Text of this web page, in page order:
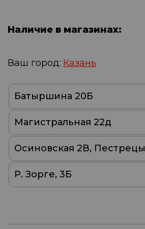
Наличие в магазинах:
Ваш город:
Батыршина 20Б
Магистральная 22д
Осиновская 2В, Пестрецы
Р. Зорге, 3Б